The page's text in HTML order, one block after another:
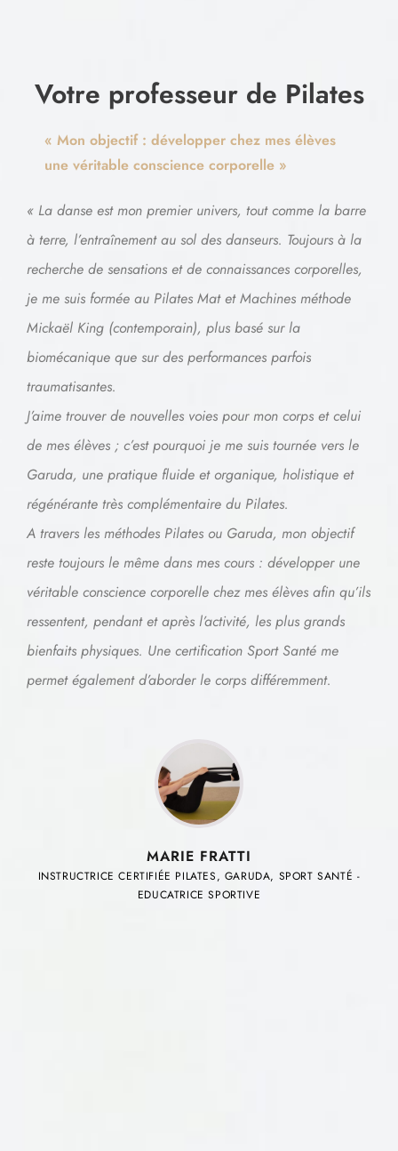
Votre professeur de Pilates​
« Mon objectif : développer chez mes élèves
une véritable conscience corporelle »
« La danse est mon premier univers, tout comme la barre
à terre, l’entraînement au sol des danseurs. Toujours à la
recherche de sensations et de connaissances corporelles,
je me suis formée au Pilates Mat et Machines méthode
Mickaël King (contemporain), plus basé sur la
biomécanique que sur des performances parfois
traumatisantes.
J’aime trouver de nouvelles voies pour mon corps et celui
de mes élèves ; c’est pourquoi je me suis tournée vers le
Garuda, une pratique fluide et organique, holistique et
régénérante très complémentaire du Pilates.
A travers les méthodes Pilates ou Garuda, mon objectif
reste toujours le même dans mes cours : développer une
véritable conscience corporelle chez mes élèves afin qu’ils
ressentent, pendant et après l’activité, les plus grands
bienfaits physiques. Une certification Sport Santé me
permet également d’aborder le corps différemment.
MARIE FRATTI
INSTRUCTRICE CERTIFIÉE PILATES, GARUDA, SPORT SANTÉ -
EDUCATRICE SPORTIVE